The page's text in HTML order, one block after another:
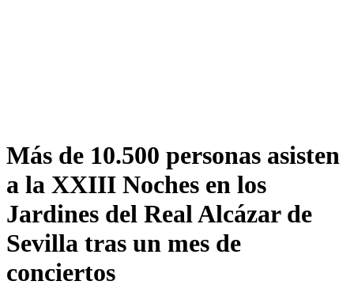
Más de 10.500 personas asisten
a la XXIII Noches en los
Jardines del Real Alcázar de
Sevilla tras un mes de
conciertos